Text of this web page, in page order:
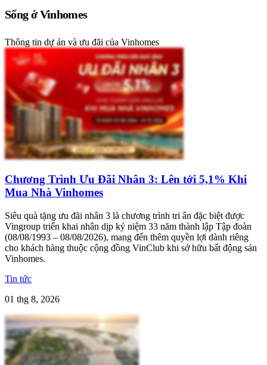
Sống ở Vinhomes
Thông tin dự án và ưu đãi của Vinhomes
Chương Trình Ưu Đãi Nhân 3: Lên tới 5,1% Khi
Mua Nhà Vinhomes
Siêu quà tặng ưu đãi nhân 3 là chương trình tri ân đặc biệt được
Vingroup triển khai nhân dịp kỷ niệm 33 năm thành lập Tập đoàn
(08/08/1993 – 08/08/2026), mang đến thêm quyền lợi dành riêng
cho khách hàng thuộc cộng đồng VinClub khi sở hữu bất động sản
Vinhomes.
Tin tức
01 thg 8, 2026